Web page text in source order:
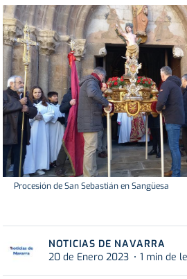
Procesión de San Sebastián en Sangüesa
NOTICIAS DE NAVARRA
20 de Enero 2023
1 min de